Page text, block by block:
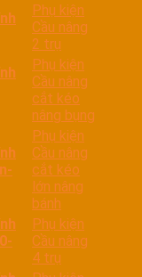
Phụ kiện
Cầu nâng
2 trụ
Phụ kiện
Cầu nâng
cắt kéo
nâng bụng
Phụ kiện
Cầu nâng
cắt kéo
lớn nâng
bánh
Phụ kiện
Cầu nâng
4 trụ